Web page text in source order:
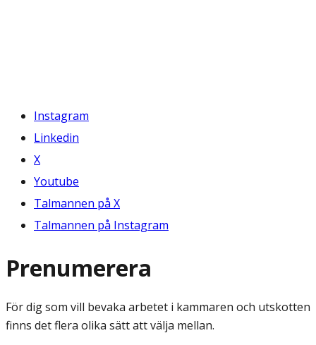
Instagram
Linkedin
X
Youtube
Talmannen på X
Talmannen på Instagram
Prenumerera
För dig som vill bevaka arbetet i kammaren och utskotten
finns det flera olika sätt att välja mellan.